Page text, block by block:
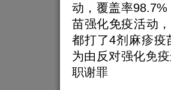
动，覆盖率
苗强化免疫活动
都打了4剂麻疹疫
为由反对强化免
职谢罪